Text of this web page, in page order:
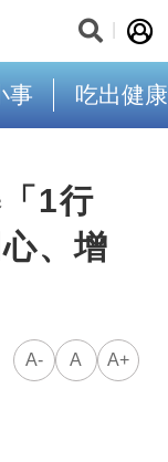
事 吃出健康
1行
、增
A- A A+